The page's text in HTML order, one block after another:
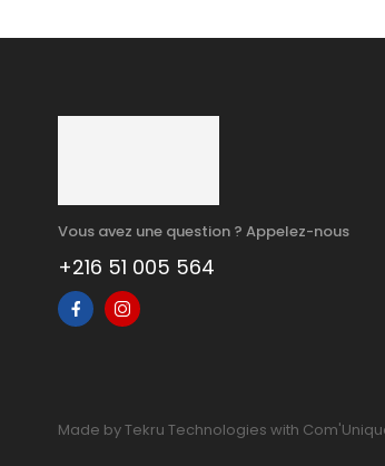
Vous avez une question ? Appelez-nous
+216 51 005 564
Made by Tekru Technologies with